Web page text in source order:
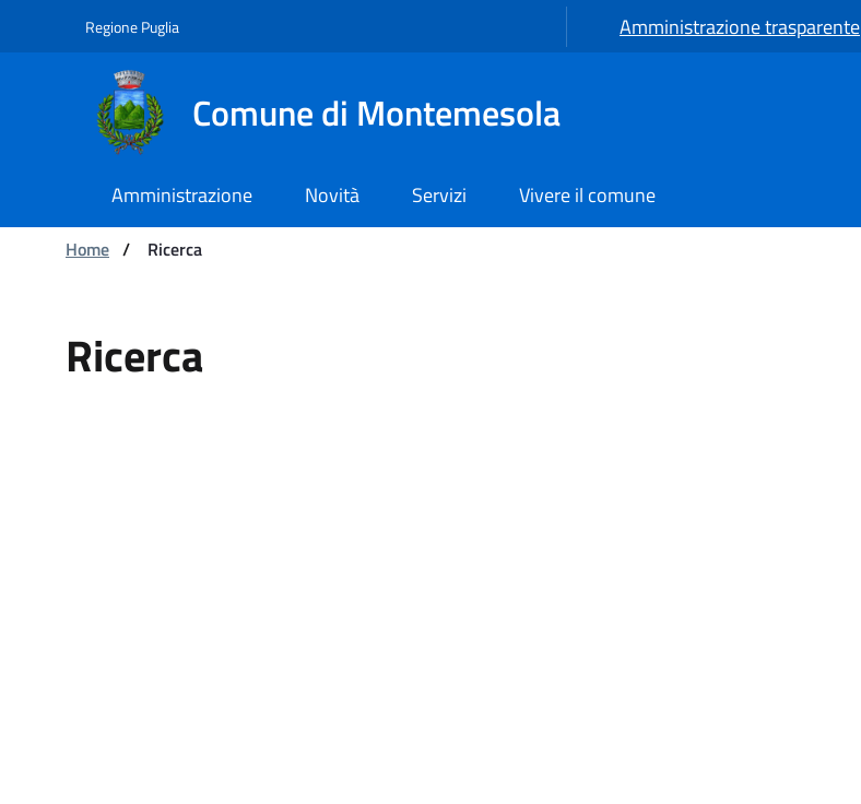
Navigazione
Salta al contenuto
Regione Puglia Amministrazione trasparente
Comune di Montemesola
Amministrazione Novità Servizi Vivere il comune
Ti trovi in:
Home / Ricerca
Ricerca